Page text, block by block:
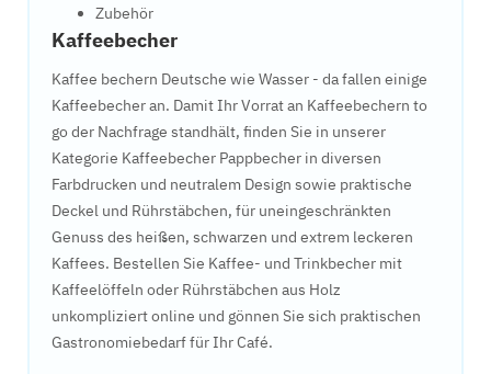
Zubehör
Kaffeebecher
Kaffee bechern Deutsche wie Wasser - da fallen einige
Kaffeebecher an. Damit Ihr Vorrat an Kaffeebechern to
go der Nachfrage standhält, finden Sie in unserer
Kategorie Kaffeebecher Pappbecher in diversen
Farbdrucken und neutralem Design sowie praktische
Deckel und Rührstäbchen, für uneingeschränkten
Genuss des heißen, schwarzen und extrem leckeren
Kaffees. Bestellen Sie Kaffee- und Trinkbecher mit
Kaffeelöffeln oder Rührstäbchen aus Holz
unkompliziert online und gönnen Sie sich praktischen
Gastronomiebedarf für Ihr Café.